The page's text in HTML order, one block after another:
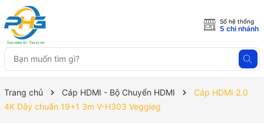
Số hệ thống
5 chi nhánh
Trang chủ Cáp HDMI - Bộ Chuyển HDMI
Cáp HDMI 2.0
4K Dây chuẩn 19+1 3m V-H303 Veggieg